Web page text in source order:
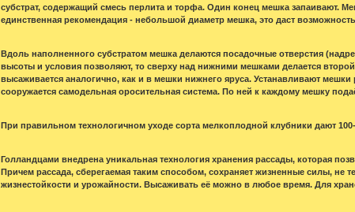
субстрат, содержащий смесь перлита и торфа. Один конец мешка запаивают.
единственная рекомендация - небольшой диаметр мешка, это даст
Вдоль наполненного субстратом мешка делаются посадочные отверстия
высоты и условия позволяют, то сверху над нижними мешками делается
высаживается аналогично, как и в мешки нижнего яруса. Устанавливают
сооружается самодельная оросительная система. По ней к каждому мешку
При правильном технологичном уходе сорта мелкоплодной клубники дают
Голландцами внедрена уникальная технология хранения рассады, которая
Причем рассада, сберегаемая таким способом, сохраняет жизненные силы, не
жизнестойкости и урожайности. Высаживать её можно в любое время. Для